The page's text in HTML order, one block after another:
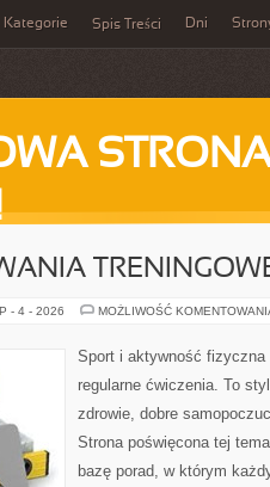
Kategorie Spis Treści Dni
- 4 - 2026 MOŻLIWOŚĆ
Sport i aktywność
regularne ćwiczenia. To
zdrowie, dobre
Strona poświęcona tej
bazę porad, w którym